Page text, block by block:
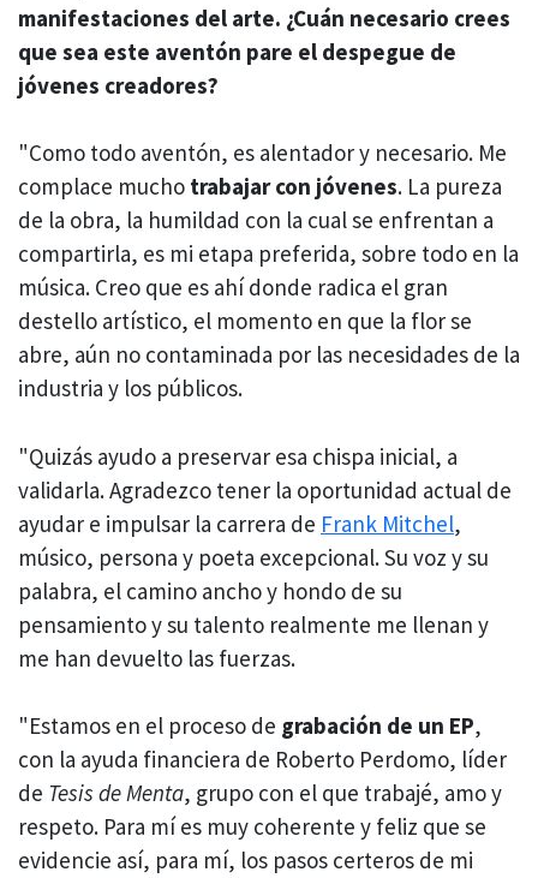
manifestaciones del arte. ¿Cuán necesario crees
que sea este aventón pare el despegue de
jóvenes creadores?
"Como todo aventón, es alentador y necesario. Me
complace mucho trabajar con jóvenes. La pureza
de la obra, la humildad con la cual se enfrentan a
compartirla, es mi etapa preferida, sobre todo en la
música. Creo que es ahí donde radica el gran
destello artístico, el momento en que la flor se
abre, aún no contaminada por las necesidades de la
industria y los públicos.
"Quizás ayudo a preservar esa chispa inicial, a
validarla. Agradezco tener la oportunidad actual de
ayudar e impulsar la carrera de Frank Mitchel,
músico, persona y poeta excepcional. Su voz y su
palabra, el camino ancho y hondo de su
pensamiento y su talento realmente me llenan y
me han devuelto las fuerzas.
"Estamos en el proceso de grabación de un EP,
con la ayuda financiera de Roberto Perdomo, líder
de Tesis de Menta, grupo con el que trabajé, amo y
respeto. Para mí es muy coherente y feliz que se
evidencie así, para mí, los pasos certeros de mi